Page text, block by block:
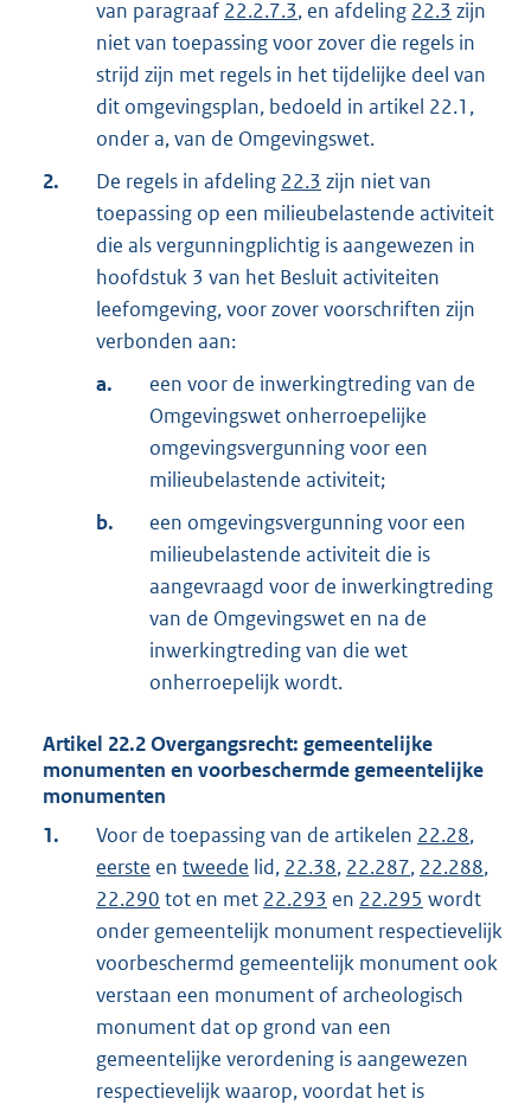
van paragraaf 22.2.7.3, en afdeling 22.3 zijn
niet van toepassing voor zover die regels in
strijd zijn met regels in het tijdelijke deel van
dit omgevingsplan, bedoeld in artikel 22.1,
onder a, van de Omgevingswet.
2.
De regels in afdeling 22.3 zijn niet van
toepassing op een milieubelastende activiteit
die als vergunningplichtig is aangewezen in
hoofdstuk 3 van het Besluit activiteiten
leefomgeving, voor zover voorschriften zijn
verbonden aan:
a.
een voor de inwerkingtreding van de
Omgevingswet onherroepelijke
omgevingsvergunning voor een
milieubelastende activiteit;
b.
een omgevingsvergunning voor een
milieubelastende activiteit die is
aangevraagd voor de inwerkingtreding
van de Omgevingswet en na de
inwerkingtreding van die wet
onherroepelijk wordt.
Artikel 22.2Overgangsrecht: gemeentelijke
monumenten en voorbeschermde gemeentelijke
monumenten
1.
Voor de toepassing van de artikelen 22.28,
eerste en tweede lid, 22.38, 22.287, 22.288,
22.290 tot en met 22.293 en 22.295 wordt
onder gemeentelijk monument respectievelijk
voorbeschermd gemeentelijk monument ook
verstaan een monument of archeologisch
monument dat op grond van een
gemeentelijke verordening is aangewezen
respectievelijk waarop, voordat het is